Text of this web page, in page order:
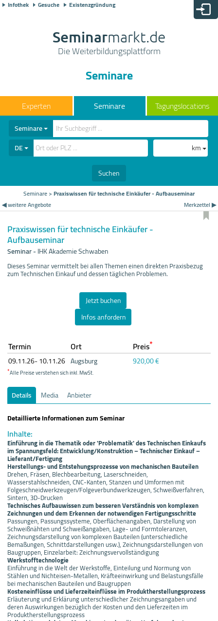
Infothek Gesuche Existenzgründung
Seminarmarkt.de
Die Weiterbildungsplattform
Seminare
Seminare Tagungslocations
Seminare
DE
km
Suchen
Seminare> Praxiswissen für technische Einkäufer - Aufbauseminar
◀ weitere Angebote
Merkzettel ▶
Praxiswissen für technische Einkäufer -
Aufbauseminar
Seminar-IHK Akademie Schwaben
Dieses Seminar vermittelt bei allen Themen einen direkten Praxisbezug
zum Technischen Einkauf und dessen täglichen Problemen.
Jetzt buchen
Infos anfordern
Termin Ort Preis*
09.11.26- 10.11.26 Augsburg 920,00 €
*Alle Preise verstehen sich inkl. MwSt.
Details Media
Anbieter
Detaillierte Informationen zum Seminar
Inhalte:
Einführung in die Thematik oder 'Problematik' des Technischen Einkaufs
im Spannungsfeld: Entwicklung/Konstruktion – Technischer Einkauf –
Lieferant/Fertigung
Herstellungs- und Entstehungsprozesse von mechanischen Bauteilen
Drehen, Fräsen, Blechbearbeitung, Laserschneiden,
Wasserstahlschneiden, CNC-Kanten, Stanzen und Umformen mit
Folgeschneidwerkzeugen/Folgeverbundwerkzeugen, Schweißverfahren,
Sintern, 3D-Drucken
Technisches Aufbauwissen zum besseren Verständnis von komplexen
Zeichnungen und dem Erkennen der notwendigen Fertigungsschritte
Passungen, Passungssysteme, Oberflächenangaben, Darstellung von
Schweißnähten und Schweißangaben, Lage- und Formtoleranzen,
Zeichnungsdarstellung von komplexen Bauteilen (unterschiedliche
Bemaßungen, Schnittdarstellungen usw.), Zeichnungsdarstellungen von
Baugruppen, Einzelarbeit: Zeichnungsvervollständigung
Werkstofftechnologie
Einführung in die Welt der Werkstoffe, Einteilung und Normung von
Stählen und Nichteisen-Metallen, Kräfteeinwirkung und Belastungsfälle
bei mechanischen Bauteilen und Baugruppen
Kosteneinflüsse und Lieferzeiteinflüsse im Produktherstellungsprozess
Erläuterung und Erklärung unterschiedlicher Zeichnungsangaben und
deren Auswirkungen bezüglich der Kosten und den Lieferzeiten im
Produktherstellungsprozess